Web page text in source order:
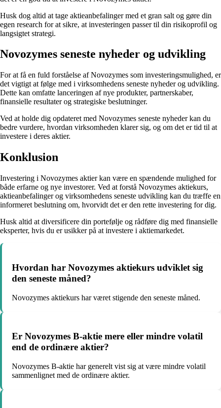
Husk dog altid at tage aktieanbefalinger med et gran salt og gøre din
egen research for at sikre, at investeringen passer til din risikoprofil og
langsigtet strategi.
Novozymes seneste nyheder og udvikling
For at få en fuld forståelse af Novozymes som investeringsmulighed, er
det vigtigt at følge med i virksomhedens seneste nyheder og udvikling.
Dette kan omfatte lanceringen af nye produkter, partnerskaber,
finansielle resultater og strategiske beslutninger.
Ved at holde dig opdateret med Novozymes seneste nyheder kan du
bedre vurdere, hvordan virksomheden klarer sig, og om det er tid til at
investere i deres aktier.
Konklusion
Investering i Novozymes aktier kan være en spændende mulighed for
både erfarne og nye investorer. Ved at forstå Novozymes aktiekurs,
aktieanbefalinger og virksomhedens seneste udvikling kan du træffe en
informeret beslutning om, hvorvidt det er den rette investering for dig.
Husk altid at diversificere din portefølje og rådføre dig med finansielle
eksperter, hvis du er usikker på at investere i aktiemarkedet.
Hvordan har Novozymes aktiekurs udviklet sig
den seneste måned?
Novozymes aktiekurs har været stigende den seneste måned.
Er Novozymes B-aktie mere eller mindre volatil
end de ordinære aktier?
Novozymes B-aktie har generelt vist sig at være mindre volatil
sammenlignet med de ordinære aktier.